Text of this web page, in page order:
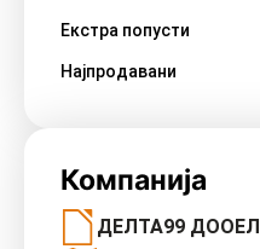
Екстра попусти
Најпродавани
Компанија
ДЕЛТА99 ДООЕЛ